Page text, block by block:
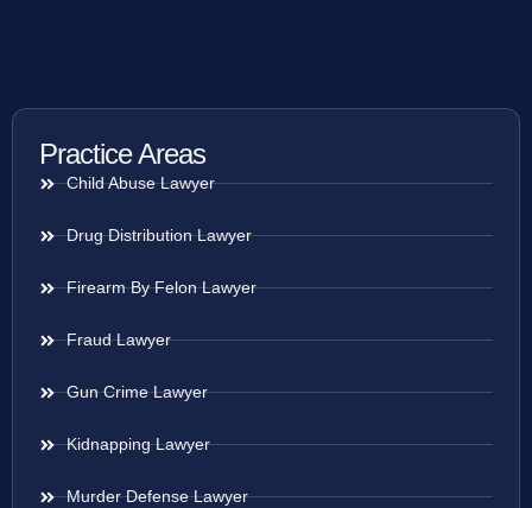
Practice Areas
Child Abuse Lawyer
Drug Distribution Lawyer
Firearm By Felon Lawyer
Fraud Lawyer
Gun Crime Lawyer
Kidnapping Lawyer
Murder Defense Lawyer